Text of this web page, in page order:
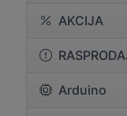
AKCIJA
Arduino